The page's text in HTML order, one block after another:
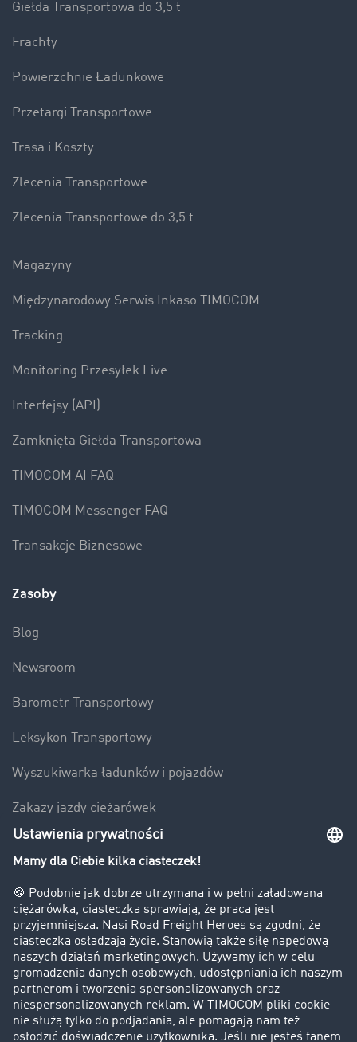
Giełda Transportowa do 3,5 t
Frachty
Powierzchnie Ładunkowe
Przetargi Transportowe
Trasa i Koszty
Zlecenia Transportowe
Zlecenia Transportowe do 3,5 t
Magazyny
Międzynarodowy Serwis Inkaso TIMOCOM
Tracking
Monitoring Przesyłek Live
Interfejsy (API)
Zamknięta Giełda Transportowa
TIMOCOM AI FAQ
TIMOCOM Messenger FAQ
Transakcje Biznesowe
Zasoby
Blog
Newsroom
Barometr Transportowy
Leksykon Transportowy
Wyszukiwarka ładunków i pojazdów
Zakazy jazdy ciężarówek
Bezpieczeństwo
Firma
Historie sukcesu
Klienci pozyskują nowych klientów
Informacje prawne
Impressum